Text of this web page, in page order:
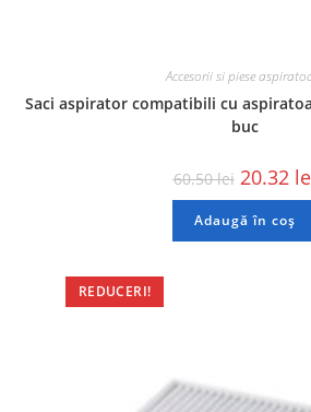
Accesorii si piese
Saci aspirator compatibili cu
buc
60.50lei 20.32
Adaugă în coș
REDUCERI!